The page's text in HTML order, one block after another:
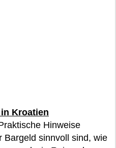
Kroatien
Hinweise
Bargeld sinnvoll sind, wie